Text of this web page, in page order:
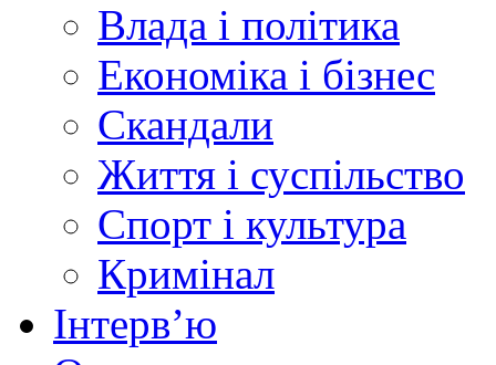
Влада і політика
Економіка і бізнес
Скандали
Життя і суспільство
Спорт і культура
Кримінал
Інтерв’ю